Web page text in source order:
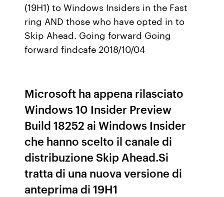
(19H1) to Windows Insiders in the Fast
ring AND those who have opted in to
Skip Ahead. Going forward Going
forward findcafe 2018/10/04
Microsoft ha appena rilasciato
Windows 10 Insider Preview
Build 18252 ai Windows Insider
che hanno scelto il canale di
distribuzione Skip Ahead.Si
tratta di una nuova versione di
anteprima di 19H1